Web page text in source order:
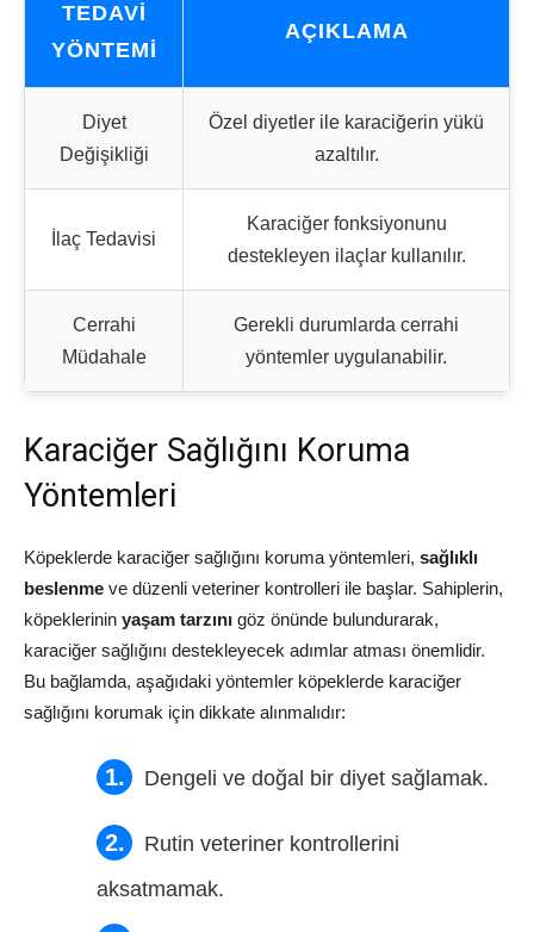
TEDAVI
YÖNTEMI
AÇIKLAMA
Diyet
Değişikliği
Özel diyetler ile karaciğerin yükü
azaltılır.
İlaç Tedavisi
Karaciğer fonksiyonunu
destekleyen ilaçlar kullanılır.
Cerrahi
Müdahale
Gerekli durumlarda cerrahi
yöntemler uygulanabilir.
Karaciğer Sağlığını Koruma
Yöntemleri
Köpeklerde karaciğer sağlığını koruma yöntemleri, sağlıklı
beslenme ve düzenli veteriner kontrolleri ile başlar. Sahiplerin,
köpeklerinin yaşam tarzını göz önünde bulundurarak,
karaciğer sağlığını destekleyecek adımlar atması önemlidir.
Bu bağlamda, aşağıdaki yöntemler köpeklerde karaciğer
sağlığını korumak için dikkate alınmalıdır:
Dengeli ve doğal bir diyet sağlamak.
Rutin veteriner kontrollerini
aksatmamak.